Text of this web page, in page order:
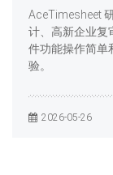
AceTimesheet
计、高新企业复
件功能操作简单
验。
2026-05-26